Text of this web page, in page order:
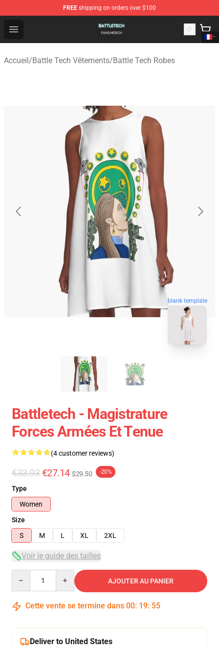
FREE shipping on orders over $100
Open menu
Battle Tech Shop - Official Battle Tech Merchandise Store
Accueil/Battle Tech Vêtements/Battle Tech Robes
blank template
Battletech - Magistrature
Forces Armées Et Tenue
(4 customer reviews)
€33.93 €27.14 $29.50 -20%
Type
Women
Size
S
M L XL 2XL
Voir le guide des tailles
AJOUTER AU PANIER
Cette vente se termine dans 00: 19: 54
Deliver to United States